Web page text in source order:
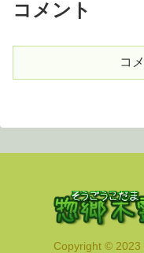
コメント
コ
Copyright © 2023